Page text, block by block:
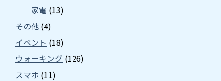
家電 (13)
その他 (4)
イベント (18)
ウォーキング (126)
スマホ (11)